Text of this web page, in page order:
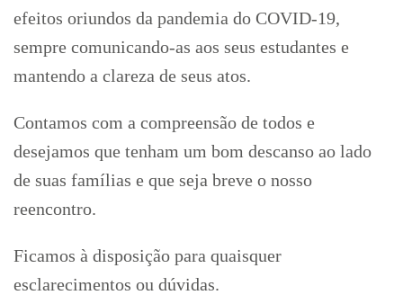
efeitos oriundos da pandemia do COVID-19,
sempre comunicando-as aos seus estudantes e
mantendo a clareza de seus atos.
Contamos com a compreensão de todos e
desejamos que tenham um bom descanso ao lado
de suas famílias e que seja breve o nosso
reencontro.
Ficamos à disposição para quaisquer
esclarecimentos ou dúvidas.